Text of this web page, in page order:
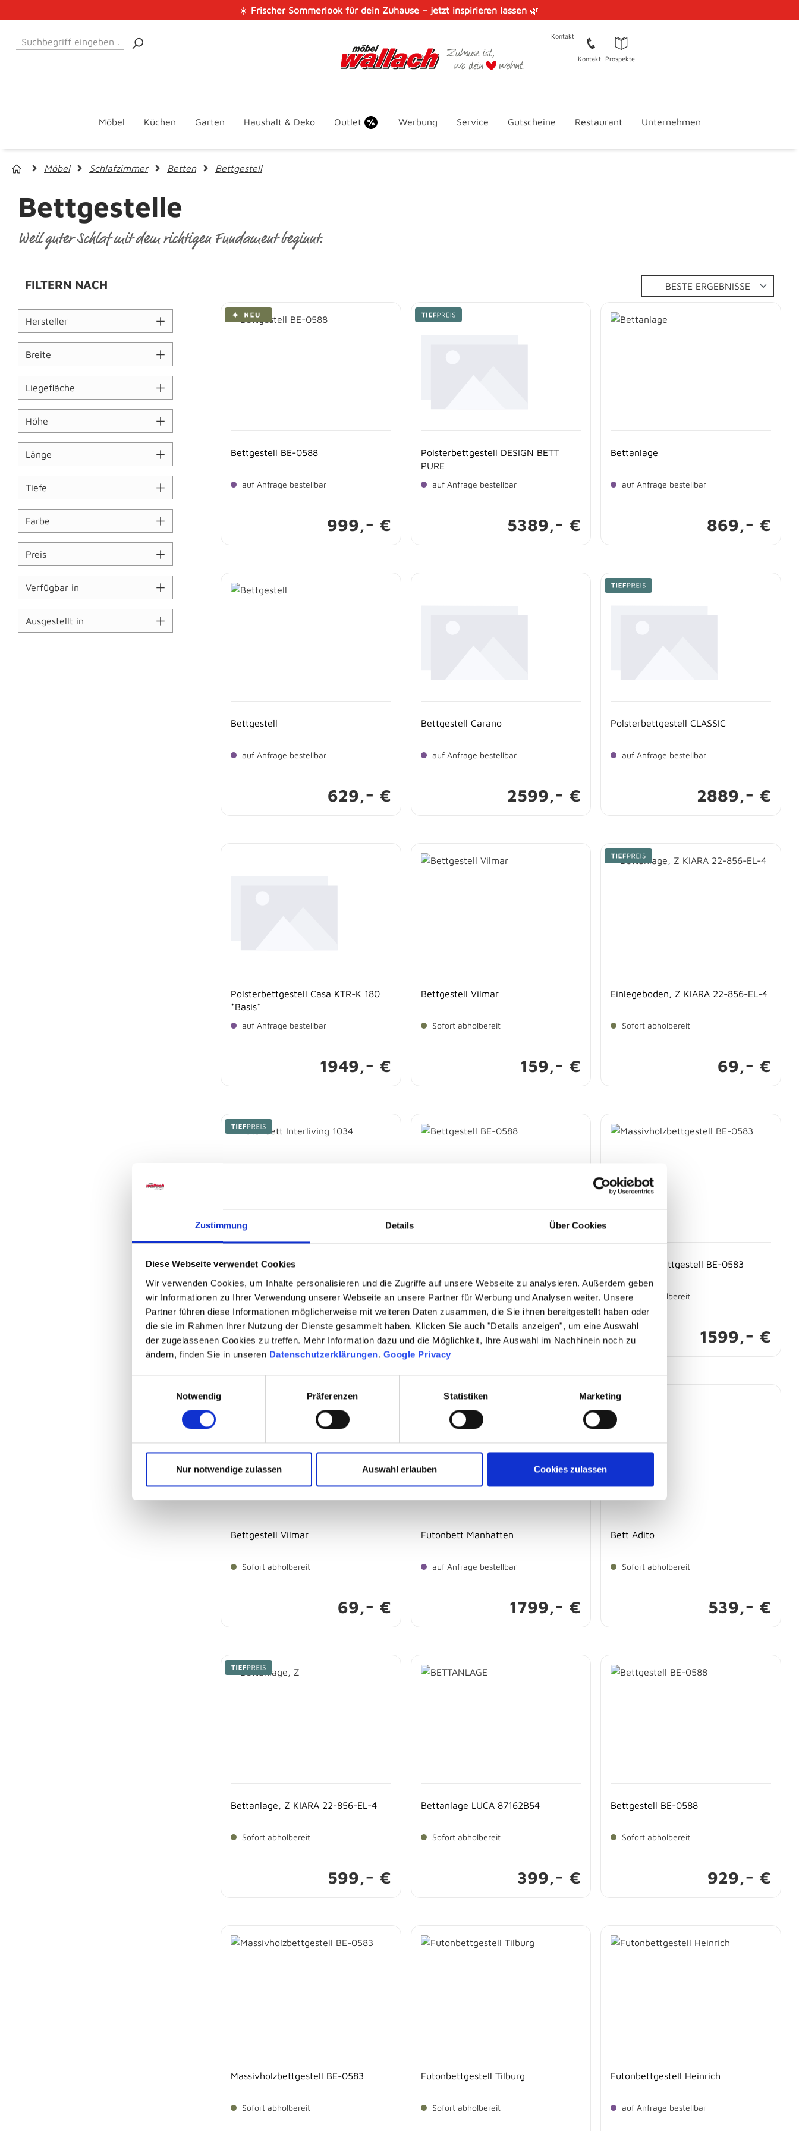
Zustimmung Details Über Cookies
Diese Webseite verwendet Cookies
Wir verwenden Cookies, um Inhalte personalisieren und die Zugriffe auf unsere Webseite zu analysieren. Außerdem geben
wir Informationen zu Ihrer Verwendung unserer Webseite an unsere Partner für Werbung und Analysen weiter. Unsere
Partner führen diese Informationen möglicherweise mit weiteren Daten zusammen, die Sie ihnen bereitgestellt haben oder
die sie im Rahmen Ihrer Nutzung der Dienste gesammelt haben. Klicken Sie auch "Details anzeigen", um eine Auswahl
der zugelassenen Cookies zu treffen. Mehr Information dazu und die Möglichkeit, Ihre Auswahl im Nachhinein noch zu
ändern, finden Sie in unseren Datenschutzerklärungen. Google Privacy
Notwendig
Präferenzen Statistiken Marketing
Nur notwendige zulassen Auswahl erlauben Cookies zulassen
☀️ Frischer Sommerlook für dein Zuhause – jetzt inspirieren lassen 🌿
Kontakt
Kontakt Prospekte
Möbel Küchen Garten Haushalt & Deko Outlet Werbung Service Gutscheine Restaurant Unternehmen
Möbel Schlafzimmer Betten Bettgestell
Bettgestelle
Weil guter Schlaf mit dem richtigen Fundament beginnt.
FILTERN NACH
Hersteller
Breite
Liegefläche
Höhe
Länge
Tiefe
Farbe
Preis
Verfügbar in
Ausgestellt in
Neu
Bettgestell BE-0588
auf Anfrage bestellbar
999,- €
Polsterbettgestell DESIGN BETT
PURE
auf Anfrage bestellbar
5389,- €
Bettanlage
auf Anfrage bestellbar
869,- €
Bettgestell
auf Anfrage bestellbar
629,- €
Bettgestell Carano
auf Anfrage bestellbar
2599,- €
Polsterbettgestell CLASSIC
auf Anfrage bestellbar
2889,- €
Polsterbettgestell Casa KTR-K 180
*Basis*
auf Anfrage bestellbar
1949,- €
Bettgestell Vilmar
Sofort abholbereit
159,- €
Einlegeboden, Z KIARA 22-856-EL-4
Sofort abholbereit
69,- €
Futonbett Interliving 1034
auf Anfrage bestellbar
879,-€
Sofort abholbereit
879,-€
Massivholzbettgestell BE-0583
Sofort abholbereit
1599,- €
Bettgestell Vilmar
Sofort abholbereit
69,- €
Futonbett Manhatten
auf Anfrage bestellbar
1799,- €
Bett Adito
Sofort abholbereit
539,- €
Bettanlage, Z KIARA 22-856-EL-4
Sofort abholbereit
599,- €
Bettanlage LUCA 87162B54
Sofort abholbereit
399,- €
Bettgestell BE-0588
Sofort abholbereit
929,- €
Massivholzbettgestell BE-0583
Sofort abholbereit
Futonbettgestell Tilburg
Sofort abholbereit
Futonbettgestell Heinrich
auf Anfrage bestellbar